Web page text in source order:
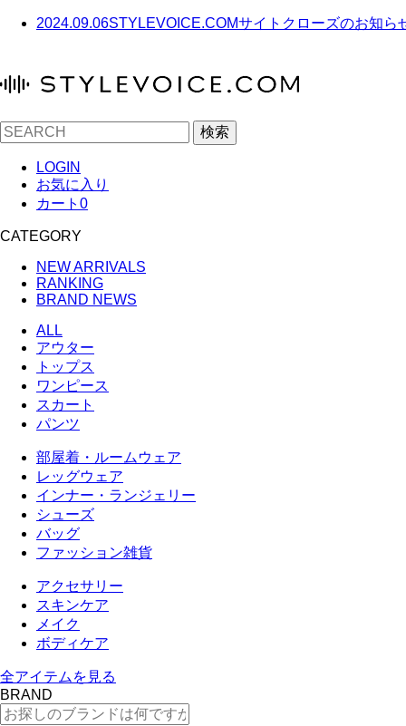
2024.09.06STYLEVOICE.COMサイトクローズのお知ら
検索
LOGIN
お気に入り
カート 0
CATEGORY
NEW ARRIVALS
RANKING
BRAND NEWS
ALL
アウター
トップス
ワンピース
スカート
パンツ
部屋着・ルームウェア
レッグウェア
インナー・ランジェリー
シューズ
バッグ
ファッション雑貨
アクセサリー
スキンケア
メイク
ボディケア
全アイテムを見る
BRAND